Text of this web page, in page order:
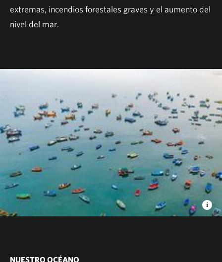
extremas, incendios forestales graves y el aumento del
nivel del mar.
NUESTRO OCÉANO